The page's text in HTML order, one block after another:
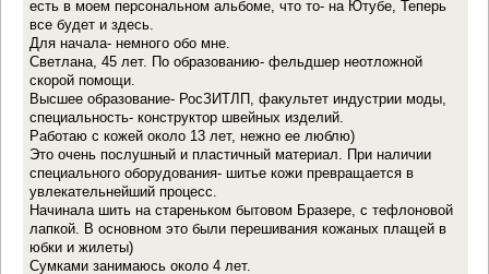
есть в моем персональном альбоме, что то- на Ютубе, Теперь
все будет и здесь.
Для начала- немного обо мне.
Светлана, 45 лет. По образованию- фельдшер неотложной
скорой помощи.
Высшее образование- РосЗИТЛП, факультет индустрии моды,
специальность- конструктор швейных изделий.
Работаю с кожей около 13 лет, нежно ее люблю)
Это очень послушный и пластичный материал. При наличии
специального оборудования- шитье кожи превращается в
увлекательнейший процесс.
Начинала шить на стареньком бытовом Бразере, с тефлоновой
лапкой. В основном это были перешивания кожаных плащей в
юбки и жилеты)
Сумками занимаюсь около 4 лет.